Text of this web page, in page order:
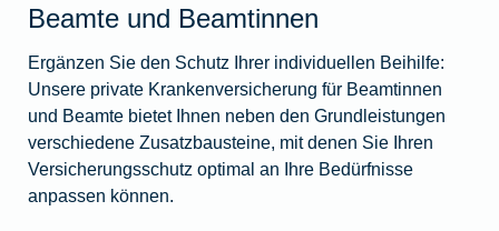
Beamte und Beamtinnen
Ergänzen Sie den Schutz Ihrer individuellen Beihilfe:
Unsere private Krankenversicherung für Beamtinnen
und Beamte bietet Ihnen neben den Grundleistungen
verschiedene Zusatzbausteine, mit denen Sie Ihren
Versicherungsschutz optimal an Ihre Bedürfnisse
anpassen können.